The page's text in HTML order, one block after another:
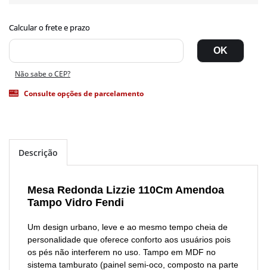
Não sabe o CEP?
Consulte opções de parcelamento
Descrição
Mesa Redonda Lizzie 110Cm Amendoa
Tampo Vidro Fendi
Um design urbano, leve e ao mesmo tempo cheia de
personalidade que oferece conforto aos usuários pois
os pés não interferem no uso. Tampo em MDF no
sistema tamburato (painel semi-oco, composto na parte